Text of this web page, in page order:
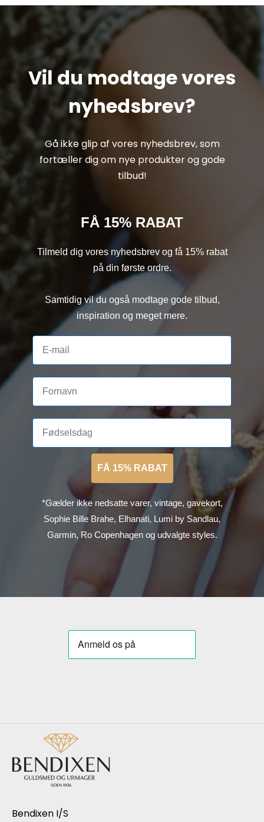
Vil du modtage vores
nyhedsbrev?
Gå ikke glip af vores nyhedsbrev, som
fortæller dig om nye produkter og gode
tilbud!
FÅ 15% RABAT
Tilmeld dig vores nyhedsbrev og få 15% rabat
på din første ordre.
Samtidig vil du også modtage gode tilbud,
inspiration og meget mere.
FÅ 15% RABAT
*Gælder ikke nedsatte varer, vintage, gavekort,
Sophie Bille Brahe, Elhanati, Lumi by Sandlau,
Garmin, Ro Copenhagen og udvalgte styles.
Bendixen I/S